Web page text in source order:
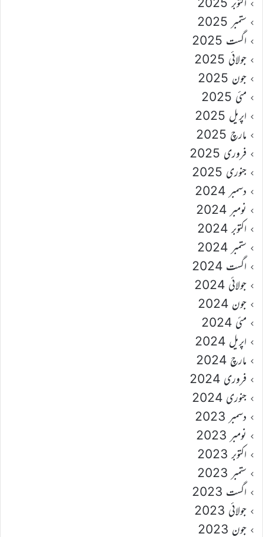
ستمبر 2025
اگست 2025
جولائی 2025
جون 2025
مئی 2025
اپریل 2025
مارچ 2025
فروری 2025
جنوری 2025
دسمبر 2024
نومبر 2024
اکتوبر 2024
ستمبر 2024
اگست 2024
جولائی 2024
جون 2024
مئی 2024
اپریل 2024
مارچ 2024
فروری 2024
جنوری 2024
دسمبر 2023
نومبر 2023
اکتوبر 2023
ستمبر 2023
اگست 2023
جولائی 2023
جون 2023